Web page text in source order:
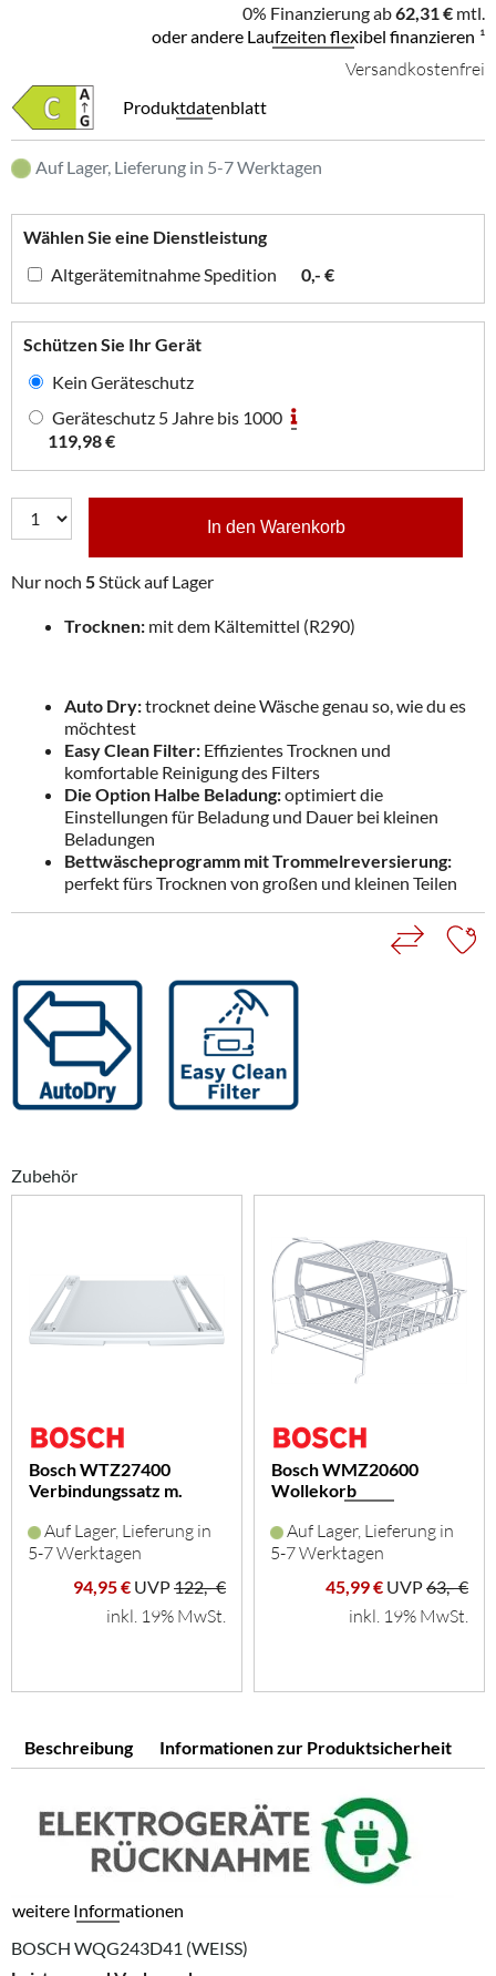
0% Finanzierung ab62,31 € mtl.
oder andere Laufzeiten flexibel finanzieren ¹
Versandkostenfrei
Produktdatenblatt
Auf Lager, Lieferung in 5-7 Werktagen
Wählen Sie eine Dienstleistung
Altgerätemitnahme Spedition
0,- €
Schützen Sie Ihr Gerät
Kein Geräteschutz
Geräteschutz 5 Jahre bis 1000
119,98 €
In den Warenkorb
Nur noch 5 Stück auf Lager
Trocknen: mit dem Kältemittel (R290)
Auto Dry:trocknet deine Wäsche genau so, wie du es
möchtest
Easy Clean Filter: Effizientes Trocknen und
komfortable Reinigung des Filters
Die Option Halbe Beladung:optimiert die
Einstellungen für Beladung und Dauer bei kleinen
Beladungen
Bettwäscheprogramm mit Trommelreversierung:
perfekt fürs Trocknen von großen und kleinen Teilen
Zubehör
Bosch WTZ27400
Verbindungssatz m.
Auf Lager, Lieferung in
5-7 Werktagen
94,95 € UVP122,- €
inkl. 19% MwSt.
Bosch WMZ20600
Wollekorb
Auf Lager, Lieferung in
5-7 Werktagen
45,99 € UVP63,- €
inkl. 19% MwSt.
Beschreibung Informationen zur Produktsicherheit
weitere Informationen
BOSCH WQG243D41 (WEISS)